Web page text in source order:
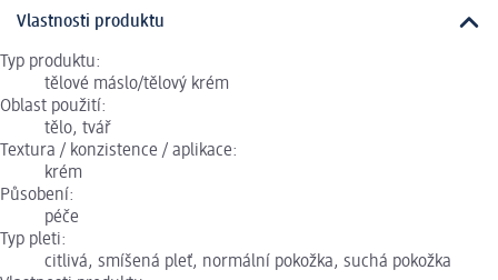
Vlastnosti produktu
Typ produktu:
tělové máslo/tělový krém
Oblast použití:
tělo, tvář
Textura / konzistence / aplikace:
krém
Působení:
péče
Typ pleti:
citlivá, smíšená pleť, normální pokožka, suchá pokožka